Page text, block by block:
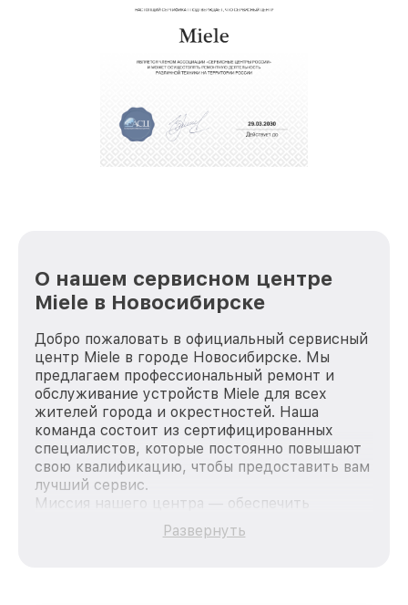
О нашем сервисном центре
Miele в Новосибирске
Добро пожаловать в официальный сервисный
центр Miele в городе Новосибирске. Мы
предлагаем профессиональный ремонт и
обслуживание устройств Miele для всех
жителей города и окрестностей. Наша
команда состоит из сертифицированных
специалистов, которые постоянно повышают
свою квалификацию, чтобы предоставить вам
лучший сервис.
Миссия нашего центра — обеспечить
качественный и доступный ремонт для
каждого пользователя продукции Miele, вне
Развернуть